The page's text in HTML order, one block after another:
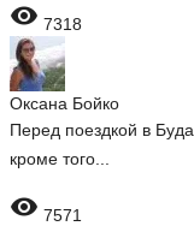
 7318
Оксана Бойко
Перед поездкой в
кроме того...
 7571